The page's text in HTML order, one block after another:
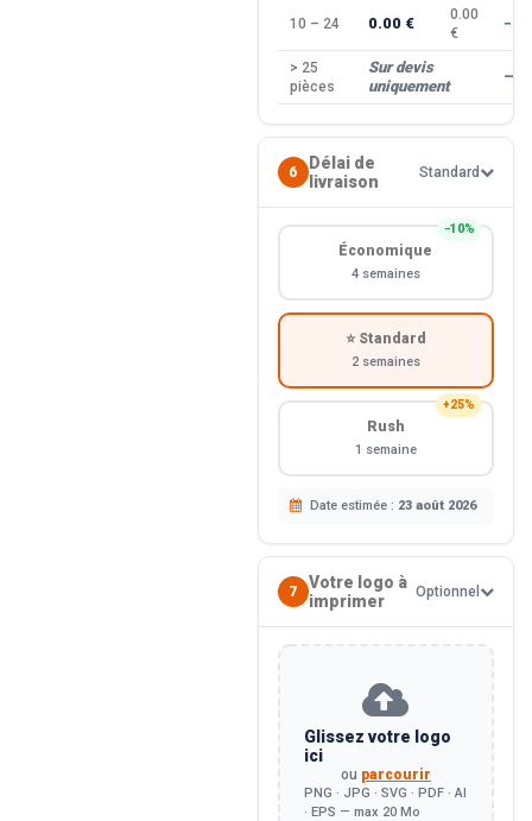
10 – 24 0.00 €
0.00
€
> 25
pièces
Sur devis
uniquement
—
6
Délai de
livraison
Standard
−10%
Économique
4 semaines
⭐ Standard
2 semaines
+25%
Rush
1 semaine
Date estimée : 23 août 2026
7
Votre logo à
imprimer
Optionnel
Glissez votre logo
ici
ou parcourir
PNG · JPG · SVG · PDF · AI
· EPS — max 20 Mo